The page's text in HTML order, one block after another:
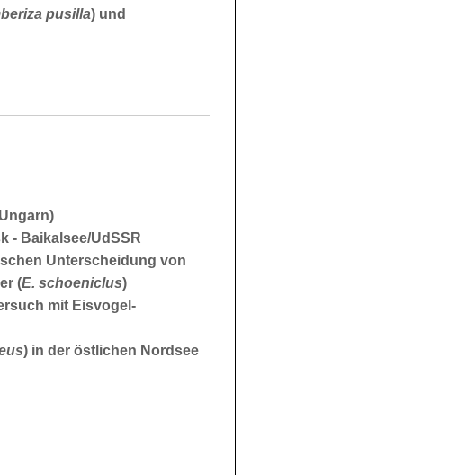
pusilla) und
- Baikalsee/UdSSR
Unterscheidung von
(E. schoeniclus)
mit Eisvogel-
) in der östlichen Nordsee